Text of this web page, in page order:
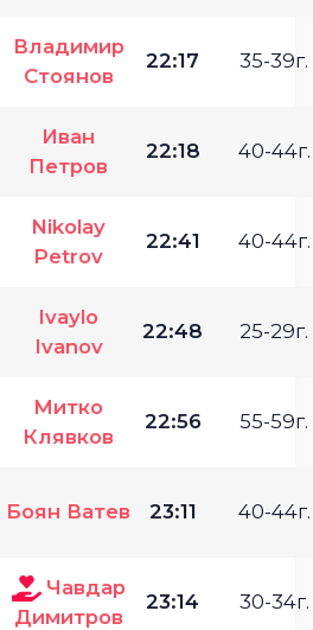
Владимир
Стоянов
22:17 35-39г.
Иван
Петров
22:18 40-44г.
Nikolay
Petrov
22:41 40-44г.
Ivaylo
Ivanov
22:48 25-29г.
Митко
Клявков
22:56 55-59г.
Боян Ватев 23:11 40-44г.
Чавдар
Димитров
23:14 30-34г.